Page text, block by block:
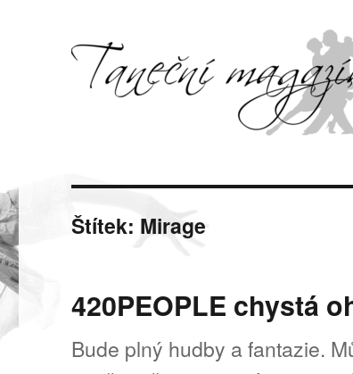
Štítek: Mirage
420PEOPLE chystá
Bude plný hudby a fantazie.